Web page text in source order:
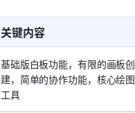
关键内容
基础版白板功能，有限的画板创
建，简单的协作功能，核心绘图
工具